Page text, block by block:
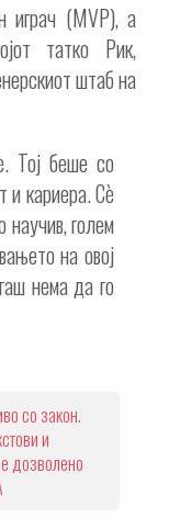
играч (MVP), а
татко Рик,
штаб на
Тој беше со
и кариера. Сè
научив, голем
на овој
нема да го
со закон.
и
дозволено